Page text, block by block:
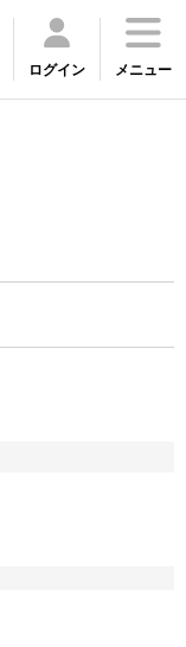
ログイン メニュー